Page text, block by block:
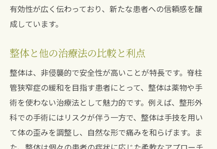
有効性が広く伝わっており、新たな患者への信頼感を醸
成しています。
整体と他の治療法の比較と利点
整体は、非侵襲的で安全性が高いことが特長です。脊柱
管狭窄症の緩和を目指す患者にとって、整体は薬物や手
術を使わない治療法として魅力的です。例えば、整形外
科での手術にはリスクが伴う一方で、整体は手技を用い
て体の歪みを調整し、自然な形で痛みを和らげます。ま